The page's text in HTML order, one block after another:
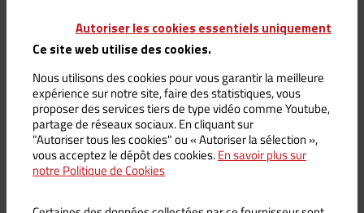
Autoriser les cookies essentiels uniquement
Ce site web utilise des cookies.
Nous utilisons des cookies pour vous garantir la meilleure
expérience sur notre site, faire des statistiques, vous
proposer des services tiers de type vidéo comme Youtube,
partage de réseaux sociaux. En cliquant sur
"Autoriser tous les cookies" ou « Autoriser la sélection »,
vous acceptez le dépôt des cookies.En savoir plus sur
notre Politique de Cookies
Enregistrer mon nom, mon e-mail et mon site dans le
navigateur pour mon prochain commentaire.
Les avis sont soumis à une modération